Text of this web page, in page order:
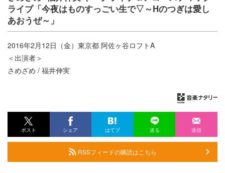
ライブ「今夜はものすっごい生で▽～Hのつぎは愛し
あおうぜ～」
2016年2月12日（金）東京都 阿佐ヶ谷ロフトA
＜出演者＞
さめざめ / 福井伸実
ポスト シェア はてブ 送る 送信
RSSフィードの購読はこちら